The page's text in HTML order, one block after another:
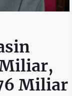
Miliar,
Miliar